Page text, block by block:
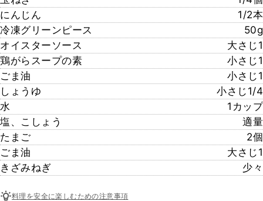
にんじん
1/2本
冷凍グリーンピース
50g
オイスターソース
大さじ1
鶏がらスープの素
小さじ1
ごま油
小さじ1
しょうゆ
小さじ1/4
水
1カップ
塩、こしょう
適量
たまご
2個
ごま油
大さじ1
きざみねぎ
少々
料理を安全に楽しむための注意事項